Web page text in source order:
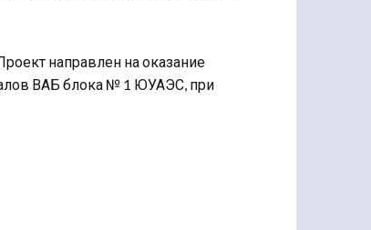
направлен на оказание
ВАБ блока № 1 ЮУАЭС, при